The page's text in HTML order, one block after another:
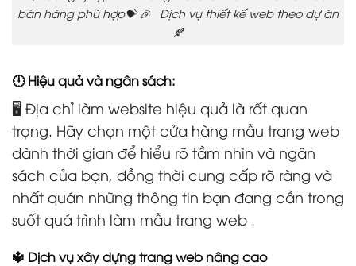
bán hàng phù hợp💝 🎉 Dịch vụ thiết kế web theo dự án
🍂
🕛 Hiệu quả và ngân sách:
🖥️ Địa chỉ làm website hiệu quả là rất quan
trọng. Hãy chọn một cửa hàng mẫu trang web
dành thời gian để hiểu rõ tầm nhìn và ngân
sách của bạn, đồng thời cung cấp rõ ràng và
nhất quán những thông tin bạn đang cần trong
suốt quá trình làm mẫu trang web .
🔱 Dịch vụ xây dựng trang web nâng cao